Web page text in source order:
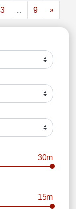
3 ... 9 »
30m
15m